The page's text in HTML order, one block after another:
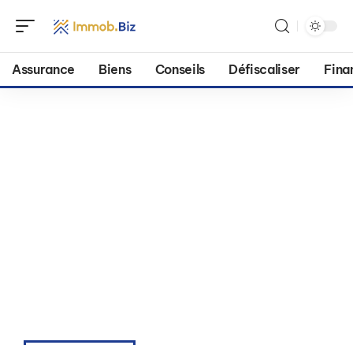
Assurance Biens Conseils Défiscaliser